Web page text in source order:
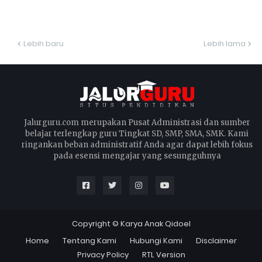
Lebih baru Lebih lama
Jalurguru.com merupakan Pusat Administrasi dan sumber
belajar terlengkap guru Tingkat SD, SMP, SMA, SMK. Kami
ringankan beban administratif Anda agar dapat lebih fokus
pada esensi mengajar yang sesungguhnya
Copyright © Karya Anak Qidoel
Home
Tentang Kami Hubungi Kami
Disclaimer
Privacy Policy
RTL Version